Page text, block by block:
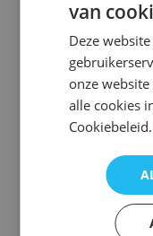
Voorraad nieuw
precies dezelfde
maar een ander
model gemaakt
alleen op dit
van
Deze
onze
alle cookies
Cookiebeleid.